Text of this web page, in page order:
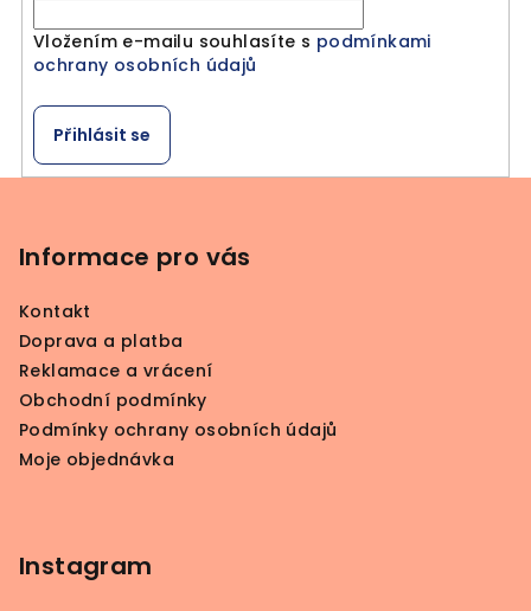
Vložením e-mailu souhlasíte s podmínkami
ochrany osobních údajů
Přihlásit se
Informace pro vás
Kontakt
Doprava a platba
Reklamace a vrácení
Obchodní podmínky
Podmínky ochrany osobních údajů
Moje objednávka
Instagram